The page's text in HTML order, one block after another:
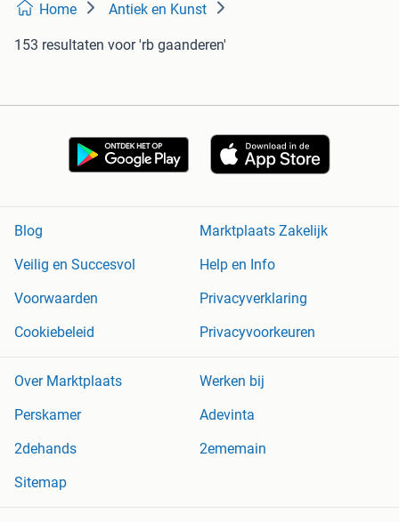
Home Antiek en Kunst
153 resultaten voor 'rb gaanderen'
Blog
Marktplaats Zakelijk
Veilig en Succesvol
Help en Info
Voorwaarden
Privacyverklaring
Cookiebeleid
Privacyvoorkeuren
Over Marktplaats
Werken bij
Perskamer
Adevinta
2dehands
2ememain
Sitemap